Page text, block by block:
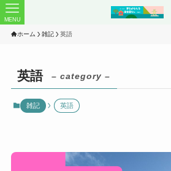
MENU
ホーム 雑記 英語
英語 – category –
雑記 英語